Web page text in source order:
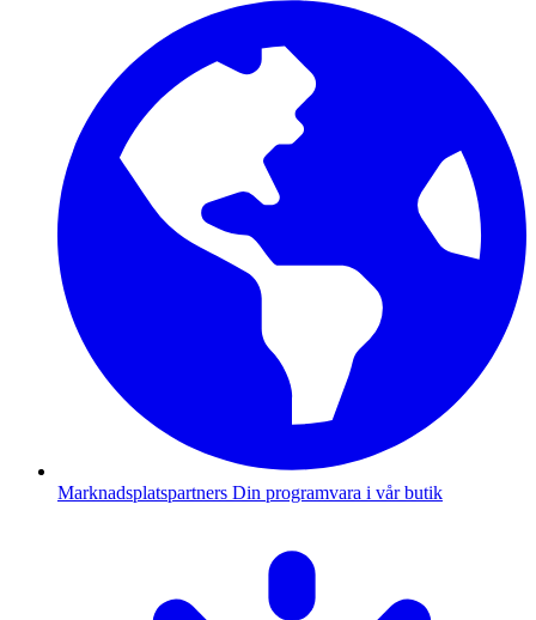
Marknadsplatspartners Din programvara i vår butik